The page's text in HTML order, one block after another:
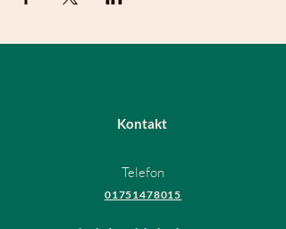
Kontakt
Telefon
01751478015